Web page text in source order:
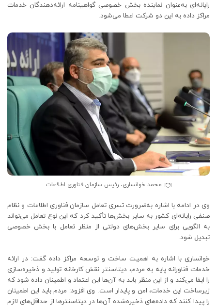
رایانه‌ای به‌عنوان نماینده بخش خصوصی گواهینامه ارائه‌دهندگان خدمات
مراکز داده به این دو شرکت اعطا می‌شود.
محمد خوانساری، رئیس سازمان فناوری اطلاعات
وی در ادامه با اشاره به‌ضرورت تسری تعامل سازمان فناوری اطلاعات و نظام
صنفی رایانه‌ای کشور به سایر بخش‌ها تأکید کرد که این نوع تعامل می‌تواند
به الگویی برای سایر بخش‌های دولتی از منظر تعامل با بخش خصوصی
تبدیل شود.
خوانساری با اشاره به اهمیت ساخت و توسعه مراکز داده گفت: در ارائه
خدمات فناورانه پایه به مردم، دیتاسنتر نقش کارخانه تولید و ذخیره‌سازی
را ایفا می‌کند و از این منظر باید به آن‌ها این اعتماد و اطمینان داده شود که
زیرساخت این خدمات، امن و پایدار است. وی افزود: مردم باید این اطمینان
را پیدا کنند که داده‌های ذخیره‌شده آن‌ها در دیتاسنترها از حداقل‌های لازم